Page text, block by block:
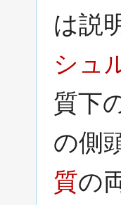
は説
シュ
質下
の側
質の